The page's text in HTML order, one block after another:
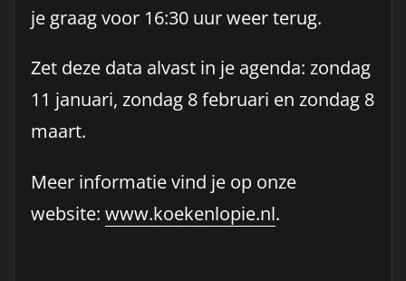
je graag voor 16:30 uur weer terug.
Zet deze data alvast in je agenda: zondag
11 januari, zondag 8 februari en zondag 8
maart.
Meer informatie vind je op onze
website: www.koekenlopie.nl.